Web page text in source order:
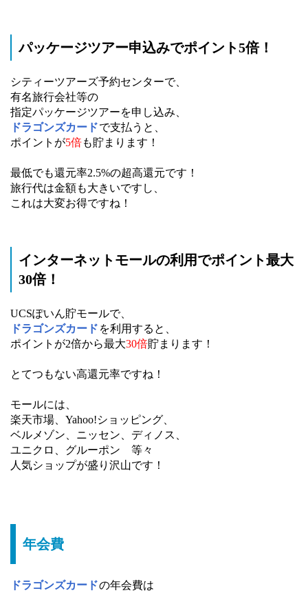
パッケージツアー申込みでポイント5倍！
シティーツアーズ予約センターで、
有名旅行会社等の
指定パッケージツアーを申し込み、
ドラゴンズカードで支払うと、
ポイントが5倍も貯まります！
最低でも還元率2.5%の超高還元です！
旅行代は金額も大きいですし、
これは大変お得ですね！
インターネットモールの利用でポイント最大
30倍！
UCSぽいん貯モールで、
ドラゴンズカード を利用すると、
ポイントが2倍から最大30倍貯まります！
とてつもない高還元率ですね！
モールには、
楽天市場、Yahoo!ショッピング、
ベルメゾン、ニッセン、ディノス、
ユニクロ、グルーポン 等々
人気ショップが盛り沢山です！
年会費
ドラゴンズカードの年会費は